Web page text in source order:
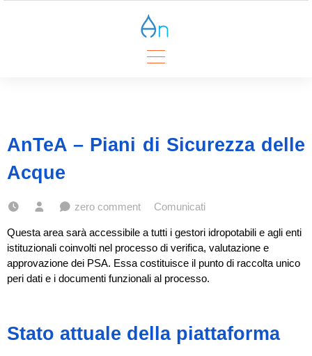
AnTeA – Piani di Sicurezza delle
Acque
zero comment Comunicati
Questa area sarà accessibile a tutti i gestori idropotabili e agli enti
istituzionali coinvolti nel processo di verifica, valutazione e
approvazione dei PSA. Essa costituisce il punto di raccolta unico
peri dati e i documenti funzionali al processo.
Stato attuale della piattaforma